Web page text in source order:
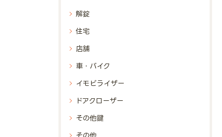
解錠
住宅
店舗
車・バイク
イモビライザー
ドアクローザー
その他鍵
その他